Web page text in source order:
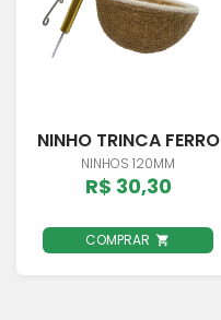
NINHO TRINCA FERRO
NINHOS 120MM
R$ 30,30
COMPRAR